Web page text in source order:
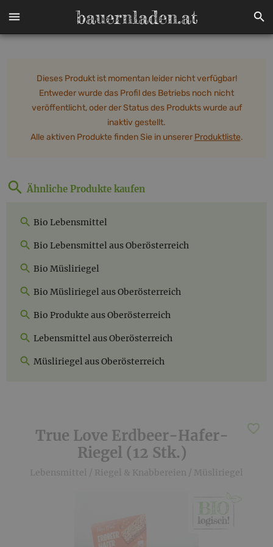
Dieses Produkt ist momentan leider nicht verfügbar!
Entweder wurde das Profil des Betriebs noch nicht
veröffentlicht, oder der Status des Produkts wurde auf
inaktiv gestellt.
Alle aktiven Produkte finden Sie in unserer Produktliste.
Ähnliche Produkte kaufen
Bio Lebensmittel
Bio Lebensmittel aus Oberösterreich
Bio Müsliriegel
Bio Müsliriegel aus Oberösterreich
Bio Produkte aus Oberösterreich
Lebensmittel aus Oberösterreich
Müsliriegel aus Oberösterreich
True Love Erdbeer-Hafer-
Riegel (12 Stk.)
Lebensmittel / Riegel & Knabbereien / Müsliriegel